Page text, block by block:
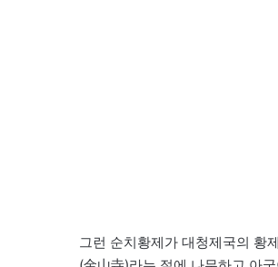
그런 순치황제가 대청제국의 황